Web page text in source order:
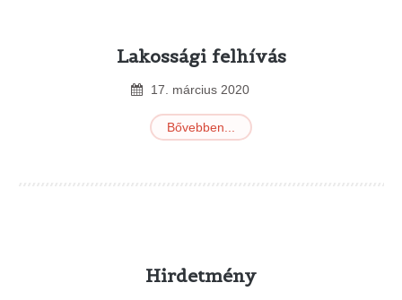
Lakossági felhívás
17 március 2020
Bővebben...
Hirdetmény